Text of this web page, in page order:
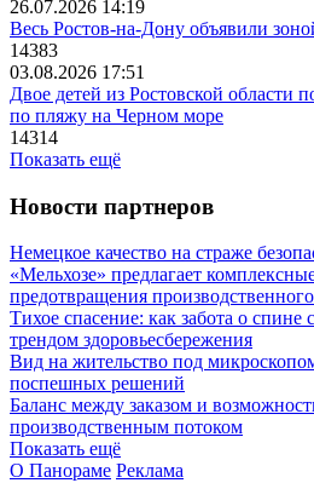
26.07.2026 14:19
Весь Ростов-на-Дону объявили
14383
03.08.2026 17:51
Двое детей из Ростовской области
по пляжу на Черном море
14314
Показать ещё
Новости партнеров
Немецкое качество на страже
«Мельхозе» предлагает
предотвращения
Тихое спасение: как забота о спине
трендом здоровьесбережения
Вид на жительство под
поспешных решений
Баланс между заказом и
производственным потоком
Показать ещё
О Панораме Реклама